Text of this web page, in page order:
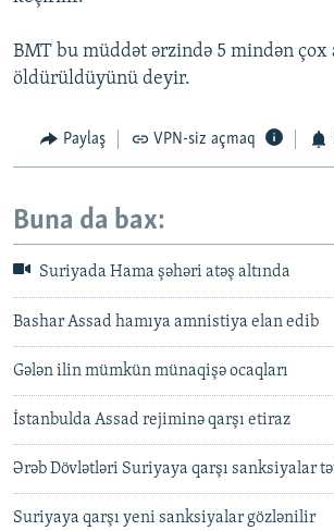
BMT bu müddət ərzində 5 mindən çox
öldürüldüyünü deyir.
Paylaş VPN-siz açmaq
Buna da bax:
Suriyada Hama şəhəri atəş altında
Bashar Assad hamıya amnistiya elan edib
Gələn ilin mümkün münaqişə ocaqları
İstanbulda Assad rejiminə qarşı etiraz
Ərəb Dövlətləri Suriyaya qarşı sanksiyalar
Suriyaya qarşı yeni sanksiyalar gözlənilir